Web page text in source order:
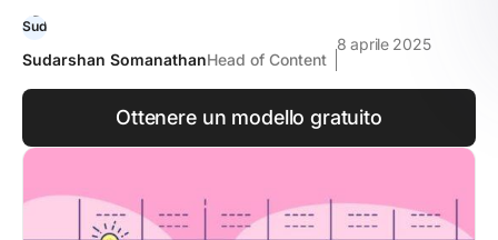
Sudarshan SomanathanHead of Content
8 aprile 2025
Ottenere un modello gratuito